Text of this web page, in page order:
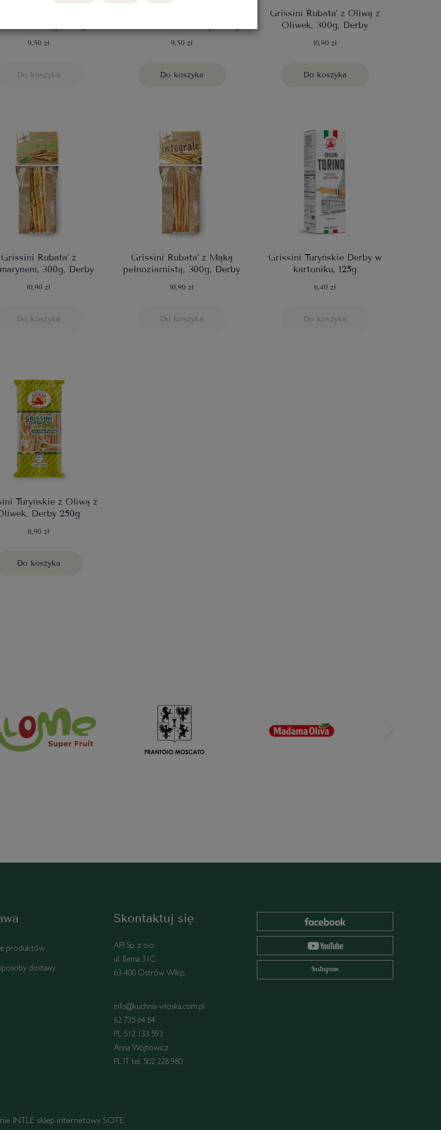
9,50 zł
Do koszyka
9,50 zł
Do koszyka
Grissini Rubata' z Oliwą z
Oliwek, 300g, Derby
10,90 zł
Do koszyka
Grissini Rubata' z
300g, Derby
10,90 zł
Do koszyka
Grissini Rubata' z Mąką
pełnoziarnistą, 300g, Derby
10,90 zł
Do koszyka
Grissini Turyńskie Derby w
kartoniku, 125g
6,40 zł
Do koszyka
Turyńskie z Oliwą z
Derby 250g
8,90 zł
Do koszyka
produktów
dostawy
Skontaktuj się
API Sp. z o.o.
ul. Bema 31C
63-400 Ostrów Wlkp.
info@kuchnia-wloska.com.pl
62 735 64 84
PL 512 133 593
Anna Wójtowicz
PL IT tel. 502 228 980
INTLE sklep internetowy SOTE